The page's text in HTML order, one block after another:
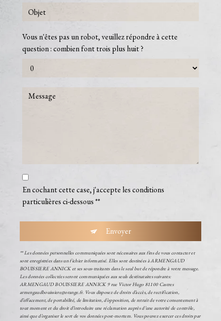
Vous n'êtes pas un robot, veuillez répondre à cette
question : combien font trois plus huit ?
En cochant cette case, j'accepte les conditions
particulières ci-dessous **
Envoyer
** Les données personnelles communiquées sont nécessaires aux fins de vous contacter et
sont enregistrées dans un fichier informatisé. Elles sont destinées à ARMENGAUD
BOUISSIERE ANNICK et ses sous-traitants dans le seul but de répondre à votre message.
Les données collectées seront communiquées aux seuls destinataires suivants:
ARMENGAUD BOUISSIERE ANNICK 9 rue Victor Hugo 81100 Castres
armengaudbouissiere@orange.fr. Vous disposez de droits d’accès, de rectification,
d’effacement, de portabilité, de limitation, d’opposition, de retrait de votre consentement à
tout moment et du droit d’introduire une réclamation auprès d’une autorité de contrôle,
ainsi que d’organiser le sort de vos données post-mortem. Vous pouvez exercer ces droits par